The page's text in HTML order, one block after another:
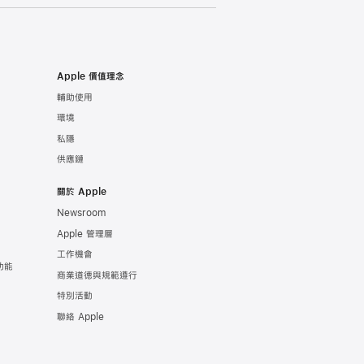
能
Apple 價值理念
輔助使用
環境
私隱
供應鏈
關於 Apple
Newsroom
Apple 管理層
工作機會
商業道德與規範遵行
特別活動
聯絡 Apple